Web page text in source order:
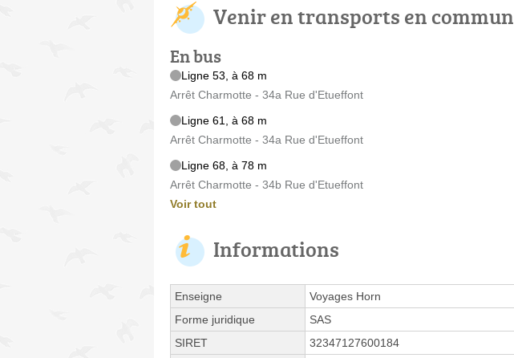
Venir en transports en commun
En bus
Ligne 53, à 68 m
Arrêt Charmotte - 34a Rue d'Etueffont
Ligne 61, à 68 m
Arrêt Charmotte - 34a Rue d'Etueffont
Ligne 68, à 78 m
Arrêt Charmotte - 34b Rue d'Etueffont
Voir tout
Informations
Enseigne
Voyages Horn
Forme juridique
SAS
SIRET
32347127600184